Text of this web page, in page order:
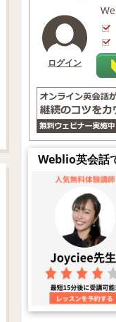
ログイン
Weblio英会話